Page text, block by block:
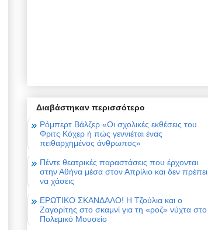
Διαβάστηκαν περισσότερο
Ρόμπερτ Βάλζερ «Οι σχολικές εκθέσεις του
Φριτς Κόχερ ή πώς γεννιέται ένας
πειθαρχημένος άνθρωπος»
Πέντε θεατρικές παραστάσεις που έρχονται
στην Αθήνα μέσα στον Απρίλιο και δεν πρέπει
να χάσεις
ΕΡΩΤΙΚΟ ΣΚΑΝΔΑΛΟ! Η Τζούλια και ο
Ζαγορίτης στο σκαμνί για τη «ροζ» νύχτα στο
Πολεμικό Μουσείο